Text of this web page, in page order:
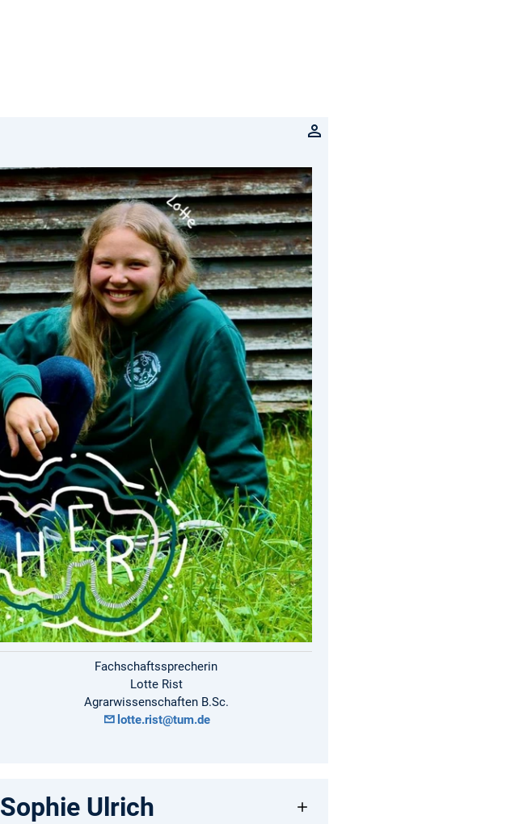
Fachschaftssprecherin
Lotte Rist
Agrarwissenschaften B.Sc.
lotte.rist@tum.de
Sophie Ulrich